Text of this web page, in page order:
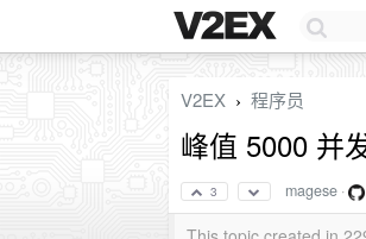
V2EX › 程序员
峰值 5000 并
3 magese ·